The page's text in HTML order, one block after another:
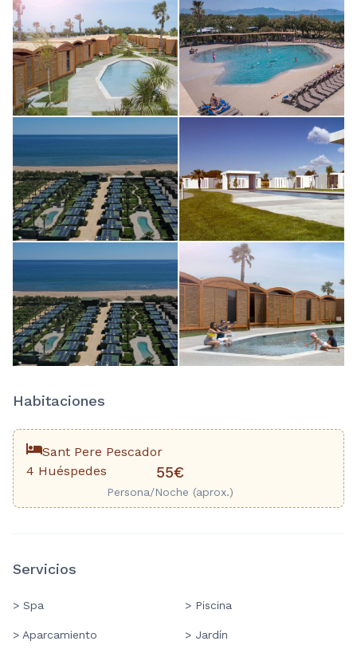
Habitaciones
Sant Pere Pescador
4 Huéspedes
55€
Persona/Noche (aprox.)
Servicios
> Spa > Piscina
> Aparcamiento > Jardín